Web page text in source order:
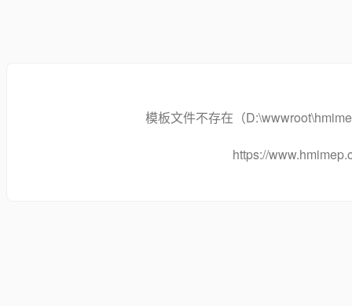
模板文件不存在（
https://